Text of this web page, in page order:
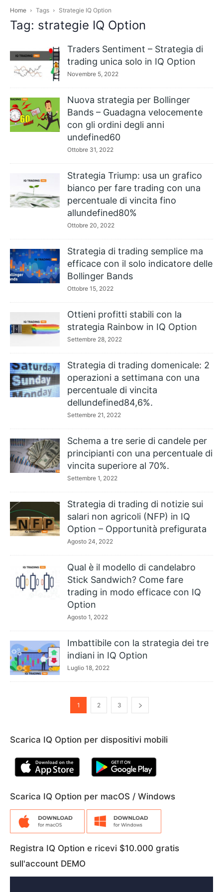
Home Tags Strategie IQ Option
Tag: strategie IQ Option
Traders Sentiment – Strategia di
trading unica solo in IQ Option
Novembre 5, 2022
Nuova strategia per Bollinger
Bands – Guadagna velocemente
con gli ordini degli anni
undefined60
Ottobre 31, 2022
Strategia Triump: usa un grafico
bianco per fare trading con una
percentuale di vincita fino
allundefined80%
Ottobre 20, 2022
Strategia di trading semplice ma
efficace con il solo indicatore delle
Bollinger Bands
Ottobre 15, 2022
Ottieni profitti stabili con la
strategia Rainbow in IQ Option
Settembre 28, 2022
Strategia di trading domenicale: 2
operazioni a settimana con una
percentuale di vincita
dellundefined84,6%.
Settembre 21, 2022
Schema a tre serie di candele per
principianti con una percentuale di
vincita superiore al 70%.
Settembre 1, 2022
Strategia di trading di notizie sui
salari non agricoli (NFP) in IQ
Option – Opportunità prefigurata
Agosto 24, 2022
Qual è il modello di candelabro
Stick Sandwich? Come fare
trading in modo efficace con IQ
Option
Agosto 1, 2022
Imbattibile con la strategia dei tre
indiani in IQ Option
Luglio 18, 2022
1 2 3
Scarica IQ Option per dispositivi mobili
Scarica IQ Option per macOS / Windows
Registra IQ Option e ricevi $10.000 gratis
sull'account DEMO